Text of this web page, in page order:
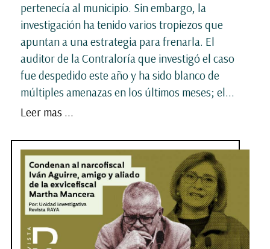
pertenecía al municipio. Sin embargo, la
investigación ha tenido varios tropiezos que
apuntan a una estrategia para frenarla. El
auditor de la Contraloría que investigó el caso
fue despedido este año y ha sido blanco de
múltiples amenazas en los últimos meses; el...
Leer mas ...